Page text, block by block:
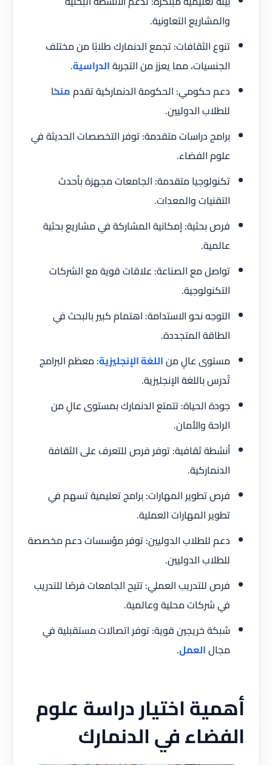
والمشاريع التعاونية.
تنوع الثقافات: تجمع الدنمارك طلابًا من مختلف
الجنسيات، مما يعزز من التجربةالدراسية.
دعم حكومي: الحكومة الدنماركية تقدممنحًا
للطلاب الدوليين.
برامج دراسات متقدمة: توفر التخصصات الحديثة في
علوم الفضاء.
تكنولوجيا متقدمة: الجامعات مجهزة بأحدث
التقنيات والمعدات.
فرص بحثية: إمكانية المشاركة في مشاريع بحثية
عالمية.
تواصل مع الصناعة: علاقات قوية مع الشركات
التكنولوجية.
التوجه نحو الاستدامة: اهتمام كبير بالبحث في
الطاقة المتجددة.
مستوى عالٍ مناللغة الإنجليزية: معظم البرامج
تُدرس باللغة الإنجليزية.
جودة الحياة: تتمتع الدنمارك بمستوى عالٍ من
الراحة والأمان.
أنشطة ثقافية: توفر فرص للتعرف على الثقافة
الدنماركية.
فرص تطوير المهارات: برامج تعليمية تسهم في
تطوير المهارات العملية.
دعم للطلاب الدوليين: توفر مؤسسات دعم مخصصة
للطلاب الدوليين.
فرص للتدريب العملي: تتيح الجامعات فرصًا للتدريب
في شركات محلية وعالمية.
شبكة خريجين قوية: توفر اتصالات مستقبلية في
مجالالعمل.
أهمية اختيار دراسة علوم
الفضاء في الدنمارك